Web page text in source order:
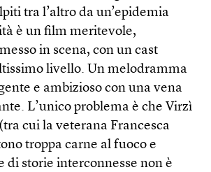
tra l’altro da un’epidemia
è un film meritevole,
in scena, con un cast
livello. Un melodramma
e ambizioso con una vena
L’unico problema è che Virzì
cui la veterana Francesca
troppa carne al fuoco e
di storie interconnesse non è